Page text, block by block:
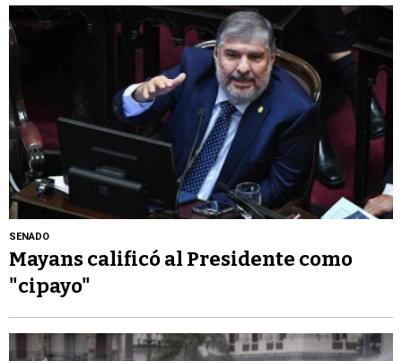
SENADO
Mayans calificó al Presidente como
"cipayo"